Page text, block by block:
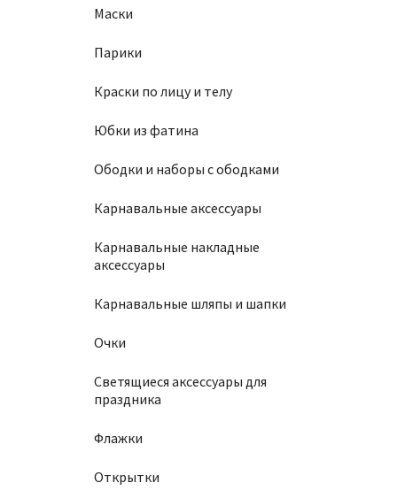
Маски
Парики
Краски по лицу и телу
Юбки из фатина
Ободки и наборы с ободками
Карнавальные аксессуары
Карнавальные накладные
аксессуары
Карнавальные шляпы и шапки
Очки
Светящиеся аксессуары для
праздника
Флажки
Открытки